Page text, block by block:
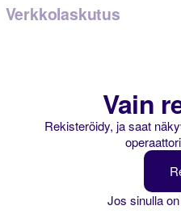
Verkkolaskutus
Vain
Rekisteröidy, ja saat
Jos sinulla